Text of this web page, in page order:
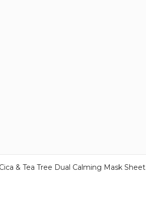
& Tea Tree Dual Calming Mask Sheet